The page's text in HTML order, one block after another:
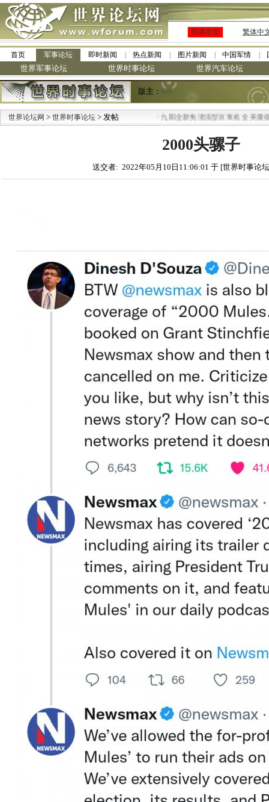
简体中文 繁体中
首页 军事论坛 即时新闻 热点新闻 图片新闻 中国军情
世界军事论坛 世界时事论坛 世界汽车论坛
版主： bob
世界论坛网 > 世界时事论坛 > 发帖 九阳全新免清洗型豆浆机 全美最低
2000头骡子
送交者: 2022年05月10日11:06:01 于 [世界时事论